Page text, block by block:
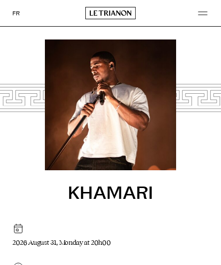
toFR
KHAMARI
2026 August 31, Monday at 20h00